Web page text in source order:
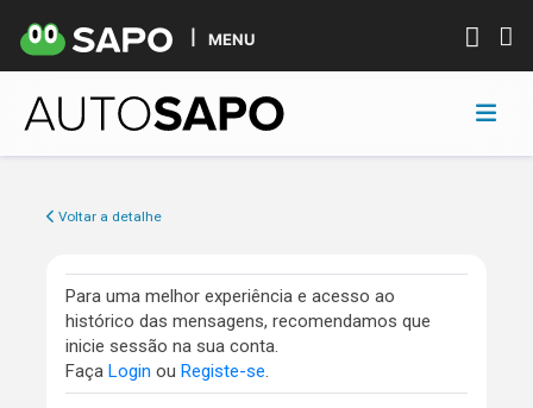
MENU
Voltar a detalhe
Para uma melhor experiência e acesso ao
histórico das mensagens, recomendamos que
inicie sessão na sua conta.
Faça Login ou Registe-se.